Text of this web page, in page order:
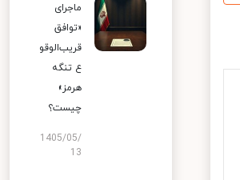
ماجرای
«توافق
قریب‌الوقو
ع تنگه
هرمز»
چیست؟
1405/05/
13